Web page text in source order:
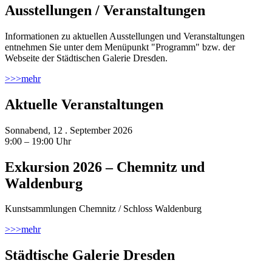
Ausstellungen / Veranstaltungen
Informationen zu aktuellen Ausstellungen und Veranstaltungen
entnehmen Sie unter dem Menüpunkt "Programm" bzw. der
Webseite der Städtischen Galerie Dresden.
>>>mehr
Aktuelle Veranstaltungen
Sonnabend, 12 . September 2026
9:00 – 19:00 Uhr
Exkursion 2026 – Chemnitz und
Waldenburg
Kunstsammlungen Chemnitz / Schloss Waldenburg
>>>mehr
Städtische Galerie Dresden